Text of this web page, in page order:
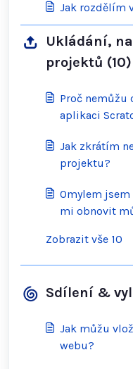
Jak rozdělím
Ukládání,
projektů (10)
Proč nemůžu
aplikaci
Jak zkrátím
projektu?
Omylem
mi obnovit
Zobrazit vše 10
Sdílení &
Jak můžu
webu?